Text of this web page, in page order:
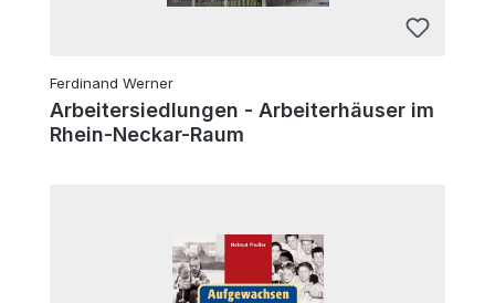
Ferdinand Werner
Arbeitersiedlungen - Arbeiterhäuser im
Rhein-Neckar-Raum